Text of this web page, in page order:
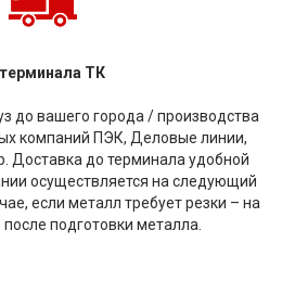
ТК
до вашего города / производства
компаний ПЭК, Деловые линии,
Доставка до терминала удобной
осуществляется на следующий
если металл требует резки – на
подготовки металла.